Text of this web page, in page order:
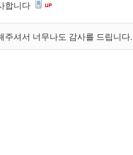
합니다
주셔서 너무나도 감사를 드립니다.